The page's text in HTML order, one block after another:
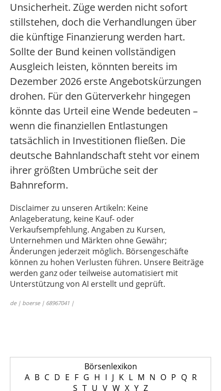
Unsicherheit. Züge werden nicht sofort
stillstehen, doch die Verhandlungen über
die künftige Finanzierung werden hart.
Sollte der Bund keinen vollständigen
Ausgleich leisten, könnten bereits im
Dezember 2026 erste Angebotskürzungen
drohen. Für den Güterverkehr hingegen
könnte das Urteil eine Wende bedeuten –
wenn die finanziellen Entlastungen
tatsächlich in Investitionen fließen. Die
deutsche Bahnlandschaft steht vor einem
ihrer größten Umbrüche seit der
Bahnreform.
Disclaimer zu unseren Artikeln: Keine
Anlageberatung, keine Kauf- oder
Verkaufsempfehlung. Angaben zu Kursen,
Unternehmen und Märkten ohne Gewähr;
Änderungen jederzeit möglich. Börsengeschäfte
können zu hohen Verlusten führen. Unsere Beiträge
werden ganz oder teilweise automatisiert mit
Unterstützung von AI erstellt und geprüft.
de | boerse | 68967041 |
Börsenlexikon
A B C D E F G H I J K L M N O P Q R
S T U V W X Y Z